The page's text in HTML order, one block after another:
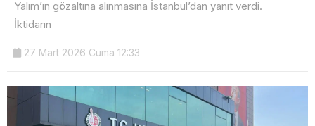
Yalım’ın gözaltına alınmasına İstanbul’dan yanıt verdi.
İktidarın
27 Mart 2026 Cuma 12:33